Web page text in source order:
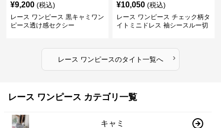
¥9,200 (税込)
レース ワンピース 黒キャミワン
ピース透け感セクシー
¥10,050 (税込)
レース ワンピース チェック柄タ
イトミニドレス 袖シースルー切
レース ワンピースのタイト一覧へ ›
レース ワンピース カテゴリ一覧
キャミ